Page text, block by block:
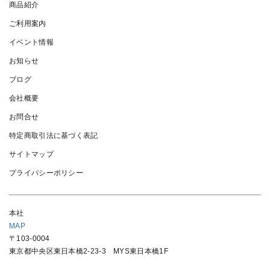
商品紹介
ご利用案内
イベント情報
お知らせ
ブログ
会社概要
お問合せ
特定商取引法に基づく表記
サイトマップ
プライバシーポリシー
本社
MAP
〒103-0004
東京都中央区東日本橋2-23-3 MYS東日本橋1F